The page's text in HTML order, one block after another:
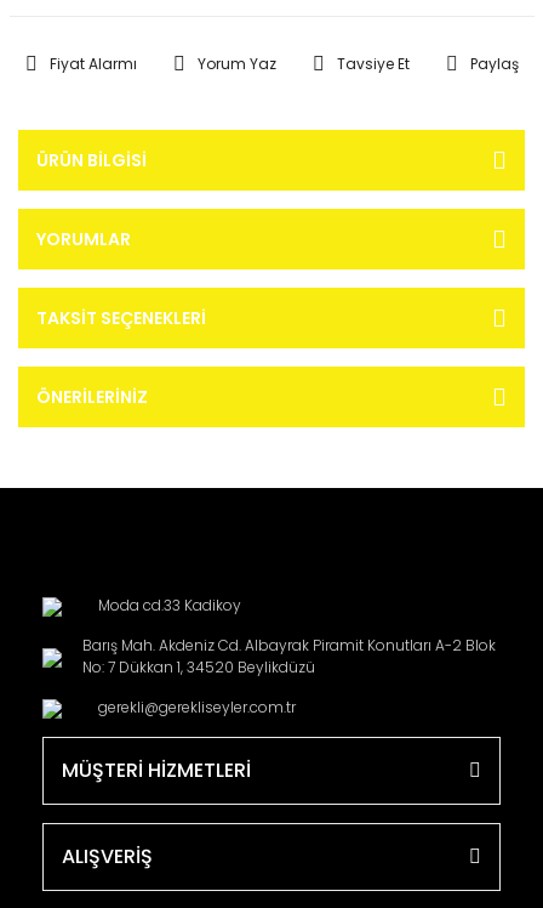
Fiyat Alarmı Yorum Yaz Tavsiye Et Paylaş
ÜRÜN BILGISI
YORUMLAR
TAKSIT SEÇENEKLERI
ÖNERILERINIZ
Moda cd.33 Kadikoy
Barış Mah. Akdeniz Cd. Albayrak Piramit Konutları A-2 Blok
No: 7 Dükkan 1, 34520 Beylikdüzü
gerekli@gerekliseyler.com.tr
MÜŞTERİ HİZMETLERİ
ALIŞVERİŞ